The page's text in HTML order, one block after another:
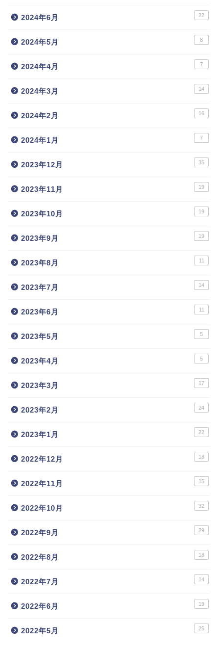
2024年6月 22
2024年5月 8
2024年4月 7
2024年3月 14
2024年2月 16
2024年1月 7
2023年12月 35
2023年11月 19
2023年10月 19
2023年9月 19
2023年8月 11
2023年7月 14
2023年6月 11
2023年5月 5
2023年4月 5
2023年3月 17
2023年2月 24
2023年1月 22
2022年12月 18
2022年11月 15
2022年10月 32
2022年9月 29
2022年8月 18
2022年7月 14
2022年6月 19
2022年5月 25